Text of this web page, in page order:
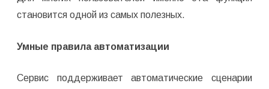
становится одной из самых полезных.
Умные правила автоматизации
Сервис поддерживает автоматические сценарии